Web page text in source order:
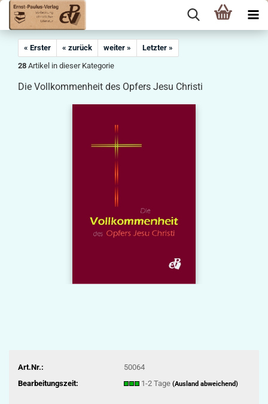
« Erster « zurück weiter »
Letzter »
28 Artikel in dieser Kategorie
Die Vollkommenheit des Opfers Jesu Christi
Art.Nr.:
50064
Bearbeitungszeit:
1-2 Tage (Ausland abweichend)